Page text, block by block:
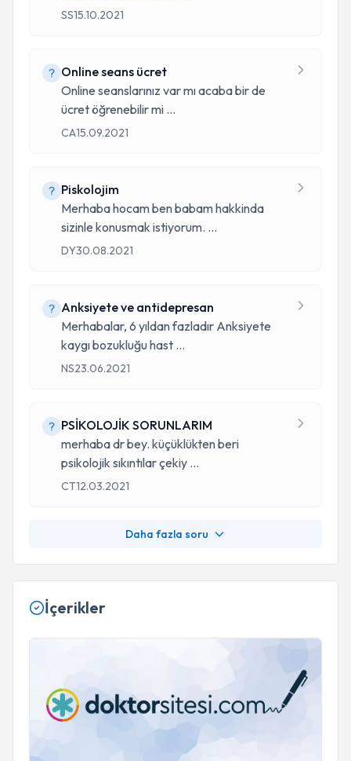
SS15.10.2021
Online seans ücret
Online seanslarınız var mı acaba bir de
ücret öğrenebilir mi ...
CA15.09.2021
Piskolojim
Merhaba hocam ben babam hakkinda
sizinle konusmak istiyorum. ...
DY30.08.2021
Anksiyete ve antidepresan
Merhabalar, 6 yıldan fazladır Anksiyete
kaygı bozukluğu hast ...
NS23.06.2021
PSİKOLOJİK SORUNLARIM
merhaba dr bey. küçüklükten beri
psikolojik sıkıntılar çekiy ...
CT12.03.2021
Daha fazla soru
İçerikler